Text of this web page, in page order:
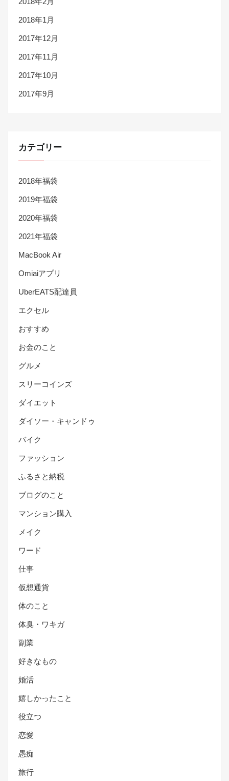
2018年1月
2017年12月
2017年11月
2017年10月
2017年9月
カテゴリー
2018年福袋
2019年福袋
2020年福袋
2021年福袋
MacBook Air
Omiaiアプリ
UberEATS配達員
エクセル
おすすめ
お金のこと
グルメ
スリーコインズ
ダイエット
ダイソー・キャンドゥ
バイク
ファッション
ふるさと納税
ブログのこと
マンション購入
メイク
ワード
仕事
仮想通貨
体のこと
体臭・ワキガ
副業
好きなもの
婚活
嬉しかったこと
役立つ
恋愛
愚痴
旅行